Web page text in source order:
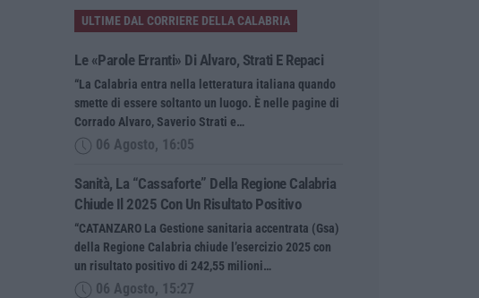
ULTIME DAL CORRIERE DELLA CALABRIA
Le «parole Erranti» Di Alvaro, Strati E Repaci
“La Calabria entra nella letteratura italiana quando
smette di essere soltanto un luogo. È nelle pagine di
Corrado Alvaro, Saverio Strati e…
06 Agosto, 16:05
Sanità, La “cassaforte” Della Regione Calabria
Chiude Il 2025 Con Un Risultato Positivo
“CATANZARO La Gestione sanitaria accentrata (Gsa)
della Regione Calabria chiude l’esercizio 2025 con
un risultato positivo di 242,55 milioni…
06 Agosto, 15:27